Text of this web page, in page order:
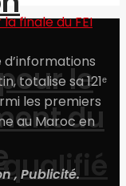
le
du
totalise sa 121ᵉ
les premiers
au Maroc en
, Publicité.